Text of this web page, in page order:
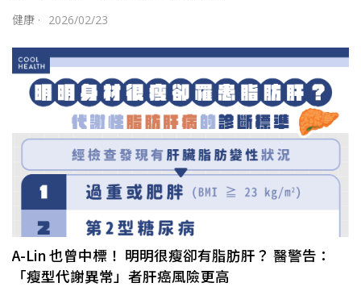
健康 · 2026/02/23
A-Lin 也曾中標！ 明明很瘦卻有脂肪肝？ 醫警告：
「瘦型代謝異常」者肝癌風險更高